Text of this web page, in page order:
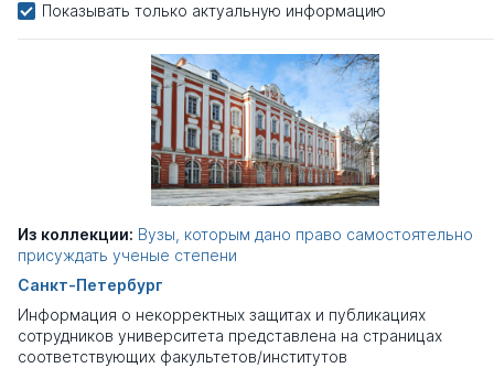
Показывать только актуальную информацию
Из коллекции: Вузы, которым дано право самостоятельно
присуждать ученые степени
Санкт-Петербург
Информация о некорректных защитах и публикациях
сотрудников университета представлена на страницах
соответствующих факультетов/институтов